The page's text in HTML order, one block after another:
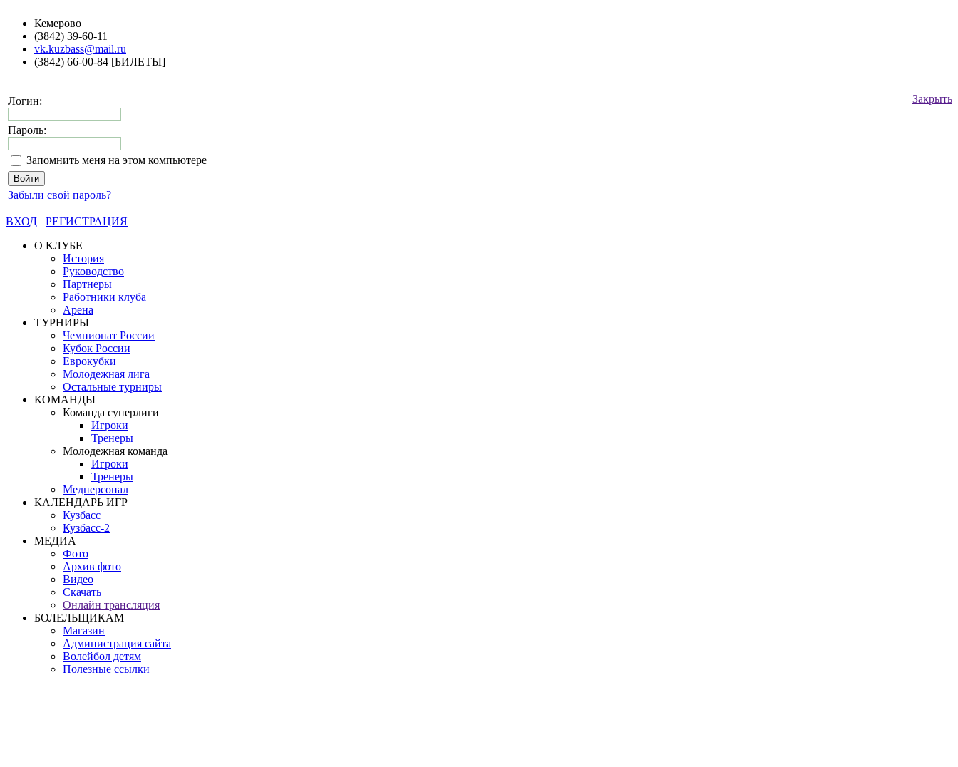
Кемерово
(3842) 39-60-11
vk.kuzbass@mail.ru
(3842) 66-00-84 [БИЛЕТЫ]
Закрыть
Логин:
Пароль:
Запомнить меня на этом компьютере
Забыли свой пароль?
ВХОД
РЕГИСТРАЦИЯ
О КЛУБЕ
История
Руководство
Партнеры
Работники клуба
Арена
ТУРНИРЫ
Чемпионат России
Кубок России
Еврокубки
Молодежная лига
Остальные турниры
КОМАНДЫ
Команда суперлиги
Игроки
Тренеры
Молодежная команда
Игроки
Тренеры
Медперсонал
КАЛЕНДАРЬ ИГР
Кузбасс
Кузбасс-2
МЕДИА
Фото
Архив фото
Видео
Скачать
Онлайн трансляция
БОЛЕЛЬЩИКАМ
Магазин
Администрация сайта
Волейбол детям
Полезные ссылки